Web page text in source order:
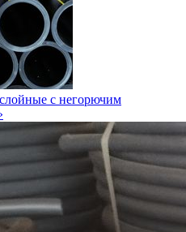
с негорючим